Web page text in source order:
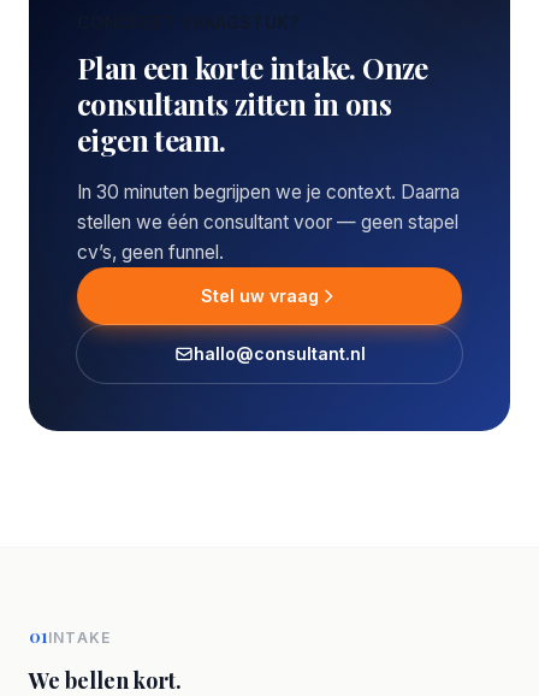
CONCREET VRAAGSTUK?
Plan een korte intake. Onze
consultants zitten in ons
eigen team.
In 30 minuten begrijpen we je context. Daarna
stellen we één consultant voor — geen stapel
cv’s, geen funnel.
Stel uw vraag
hallo@consultant.nl
01INTAKE
We bellen kort.